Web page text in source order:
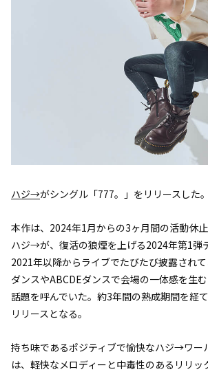
ハジ→がシングル「777。」をリリースした。
本作は、2024年1月からの3ヶ月間の活動休
ハジ→が、復活の狼煙を上げる2024年第1弾
2021年以降からライブでたびたび披露され
ダンスやABCDEダンスで会場の一体感を生
話題を呼んでいた。約3年間の熟成期間を経
リリースとなる。
持ち味であるポジティブで愉快なハジ→ワー
は、軽快なメロディーと中毒性のあるリリッ